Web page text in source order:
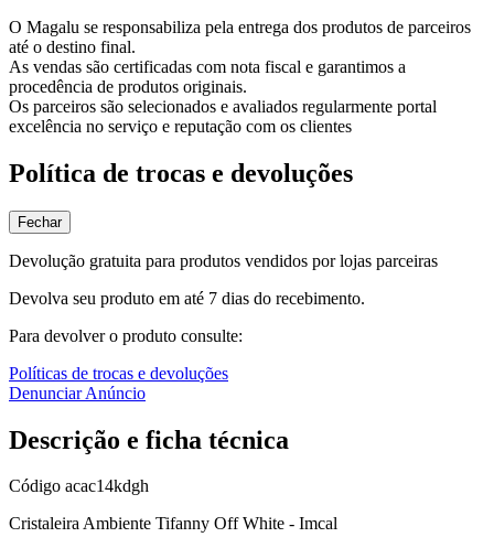
O Magalu se responsabiliza pela entrega dos produtos de parceiros
até o destino final.
As vendas são certificadas com nota fiscal e garantimos a
procedência de produtos originais.
Os parceiros são selecionados e avaliados regularmente portal
excelência no serviço e reputação com os clientes
Política de trocas e devoluções
Fechar
Devolução gratuita para produtos vendidos por lojas parceiras
Devolva seu produto em até 7 dias do recebimento.
Para devolver o produto consulte:
Políticas de trocas e devoluções
Denunciar Anúncio
Descrição e ficha técnica
Código acac14kdgh
Cristaleira Ambiente Tifanny Off White - Imcal